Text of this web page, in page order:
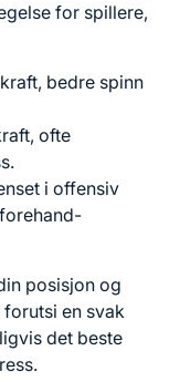
for spillere,
bedre spinn
ofte
i offensiv
posisjon og
forutsi en svak
det beste